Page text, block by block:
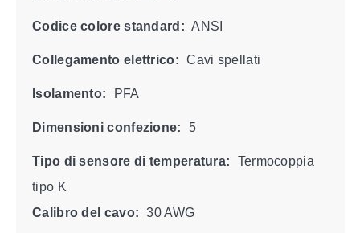
Codice colore standard: ANSI
Collegamento elettrico: Cavi spellati
Isolamento: PFA
Dimensioni confezione: 5
Tipo di sensore di temperatura:
Termocoppia
tipo K
Calibro del cavo: 30 AWG